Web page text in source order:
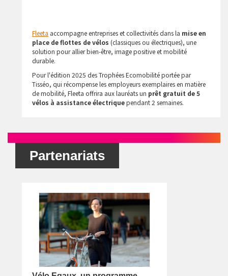
Fleeta accompagne entreprises et collectivités dans la mise en
place de flottes de vélos (classiques ou électriques), une
solution pour allier bien-être, image positive et mobilité
durable.
Pour l'édition 2025 des Trophées Ecomobilité portée par
Tisséo, qui récompense les employeurs exemplaires en matière
de mobilité, Fleeta offrira aux lauréats un prêt gratuit de 5
vélos à assistance électriquependant 2 semaines.
Partenariats